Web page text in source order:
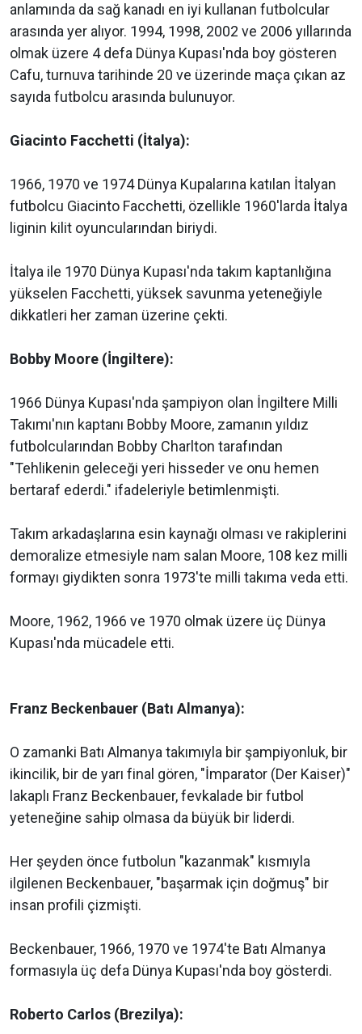
anlamında da sağ kanadı en iyi kullanan futbolcular
arasında yer alıyor. 1994, 1998, 2002 ve 2006 yıllarında
olmak üzere 4 defa Dünya Kupası'nda boy gösteren
Cafu, turnuva tarihinde 20 ve üzerinde maça çıkan az
sayıda futbolcu arasında bulunuyor.
Giacinto Facchetti (İtalya):
1966, 1970 ve 1974 Dünya Kupalarına katılan İtalyan
futbolcu Giacinto Facchetti, özellikle 1960'larda İtalya
liginin kilit oyuncularından biriydi.
İtalya ile 1970 Dünya Kupası'nda takım kaptanlığına
yükselen Facchetti, yüksek savunma yeteneğiyle
dikkatleri her zaman üzerine çekti.
Bobby Moore (İngiltere):
1966 Dünya Kupası'nda şampiyon olan İngiltere Milli
Takımı'nın kaptanı Bobby Moore, zamanın yıldız
futbolcularından Bobby Charlton tarafından
"Tehlikenin geleceği yeri hisseder ve onu hemen
bertaraf ederdi." ifadeleriyle betimlenmişti.
Takım arkadaşlarına esin kaynağı olması ve rakiplerini
demoralize etmesiyle nam salan Moore, 108 kez milli
formayı giydikten sonra 1973'te milli takıma veda etti.
Moore, 1962, 1966 ve 1970 olmak üzere üç Dünya
Kupası'nda mücadele etti.
Franz Beckenbauer (Batı Almanya):
O zamanki Batı Almanya takımıyla bir şampiyonluk, bir
ikincilik, bir de yarı final gören, "İmparator (Der Kaiser)"
lakaplı Franz Beckenbauer, fevkalade bir futbol
yeteneğine sahip olmasa da büyük bir liderdi.
Her şeyden önce futbolun "kazanmak" kısmıyla
ilgilenen Beckenbauer, "başarmak için doğmuş" bir
insan profili çizmişti.
Beckenbauer, 1966, 1970 ve 1974'te Batı Almanya
formasıyla üç defa Dünya Kupası'nda boy gösterdi.
Roberto Carlos (Brezilya):